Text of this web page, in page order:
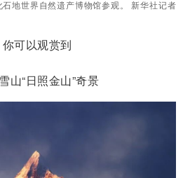
地世界自然遗产博物馆参观。 新华社记者
你可以观赏到
山“日照金山”奇景